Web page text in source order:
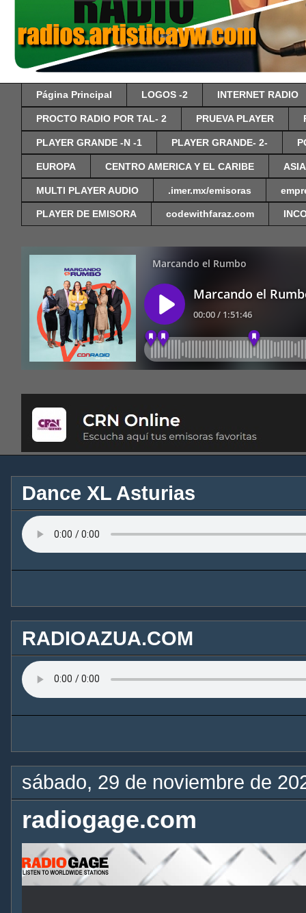
Página Principal LOGOS -2 INTERNET RADIO
PROCTO RADIO POR TAL- 2 PRUEVA PLAYER
PLAYER GRANDE -N -1 PLAYER GRANDE- 2-
EUROPA CENTRO AMERICA Y EL CARIBE ASIA
MULTI PLAYER AUDIO .imer.mx/emisoras
PLAYER DE EMISORA codewithfaraz.com
Dance XL Asturias
RADIOAZUA.COM
sábado, 29 de noviembre de
radiogage.com